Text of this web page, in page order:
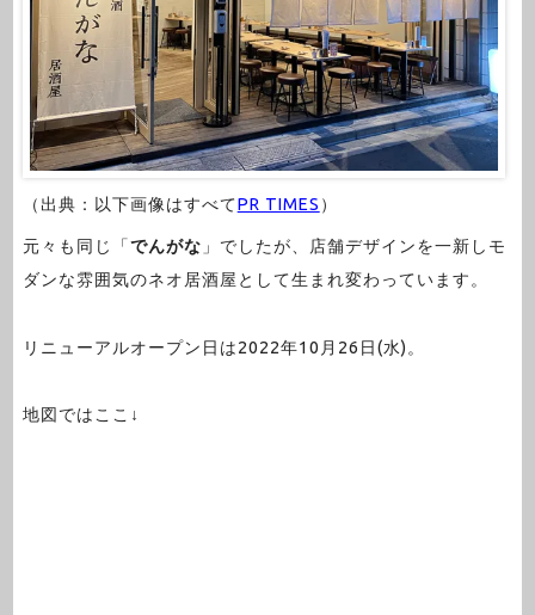
（出典：以下画像はすべてPR TIMES ）
元々も同じ「でんがな 」でしたが、店舗デザインを一新しモ
ダンな雰囲気のネオ居酒屋として生まれ変わっています。
リニューアルオープン日は2022年10月26日(水)。
地図ではここ↓